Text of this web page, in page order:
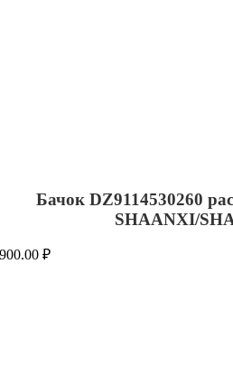
Бачок DZ9114530260
SHAANXI/
900.00₽